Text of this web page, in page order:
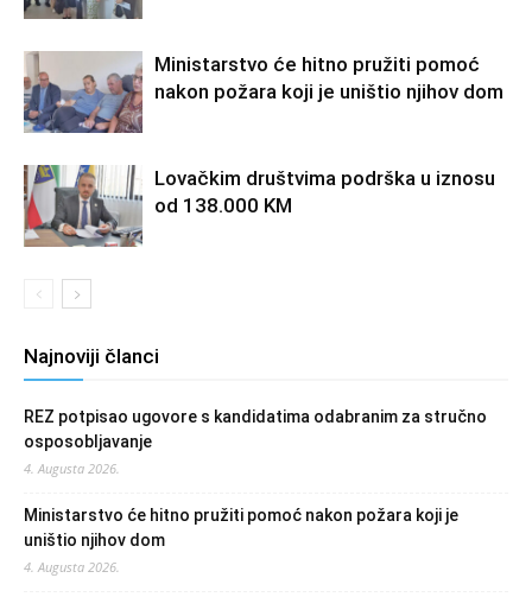
Ministarstvo će hitno pružiti pomoć
nakon požara koji je uništio njihov dom
Lovačkim društvima podrška u iznosu
od 138.000 KM
Najnoviji članci
REZ potpisao ugovore s kandidatima odabranim za stručno
osposobljavanje
4. Augusta 2026.
Ministarstvo će hitno pružiti pomoć nakon požara koji je
uništio njihov dom
4. Augusta 2026.